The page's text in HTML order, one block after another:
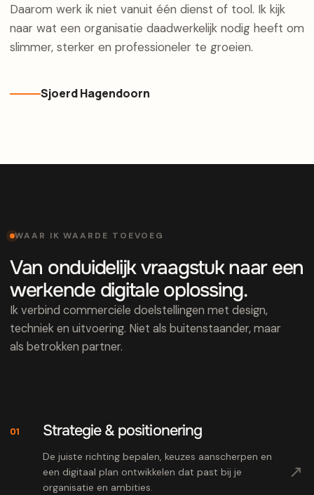
Daarom werk ik niet vanuit één dienst of tool. Ik kijk
naar wat een organisatie daadwerkelijk nodig heeft om
slimmer, sterker en professioneler te groeien.
Sjoerd Hagendoorn
WAAR IK WAARDE TOEVOEG
Van onduidelijk vraagstuk naar een
werkende digitale oplossing.
Ik verbind commerciële doelstellingen met design,
techniek en uitvoering. Niet als buitenstaander, maar
als betrokken partner.
01 Strategie & positionering
De juiste richting bepalen, keuzes aanscherpen en
een digitaal plan ontwikkelen dat past bij je
organisatie en ambities.
↗